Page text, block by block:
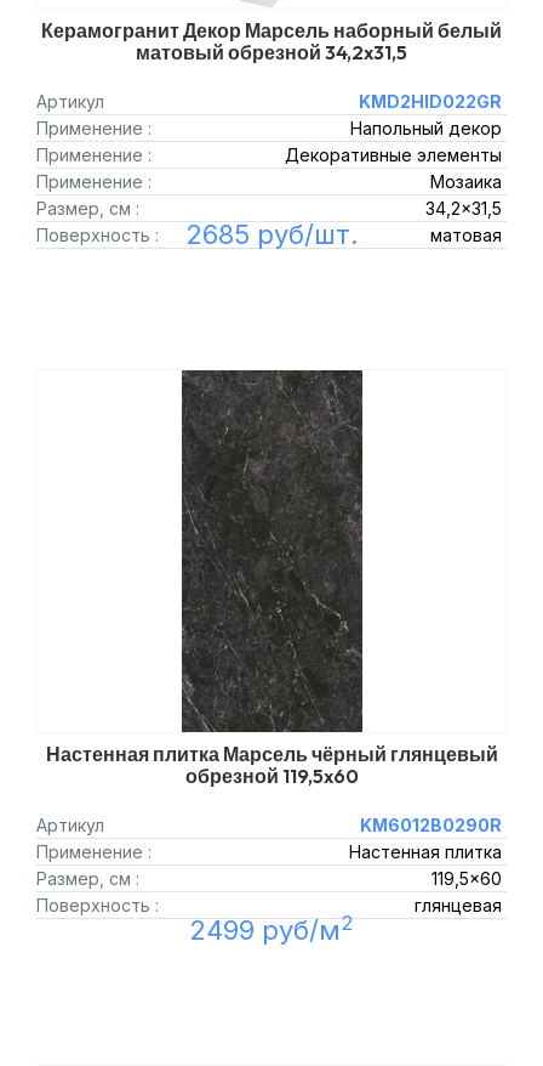
Керамогранит Декор Марсель наборный белый
матовый обрезной 34,2x31,5
Артикул
KMD2HID022GR
Применение :
Напольный декор
Применение :
Декоративные элементы
Применение :
Мозаика
Размер, см :
34,2x31,5
Поверхность :
матовая
2685 руб/шт.
Настенная плитка Марсель чёрный глянцевый
обрезной 119,5x60
Артикул
KM6012B0290R
Применение :
Настенная плитка
Размер, см :
119,5x60
Поверхность :
глянцевая
2499 руб/м2